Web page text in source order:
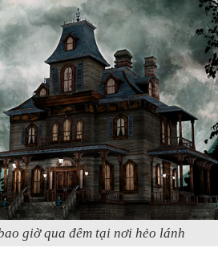
giờ qua đêm tại nơi hẻo lánh